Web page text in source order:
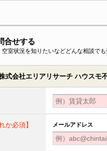
合せする
室状況を知りたいなどどんな相談でも
式会社エリアリサーチ ハウスモ
か必須】 メールアドレス